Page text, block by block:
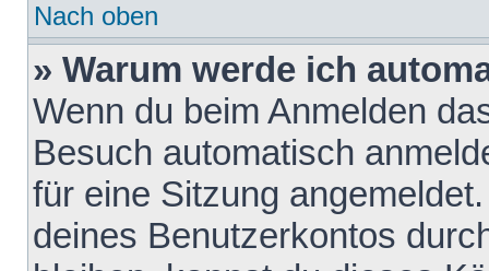
Nach oben
» Warum werde ich
Wenn du beim Anmelden
Besuch automatisch
für eine Sitzung
deines Benutzerkontos